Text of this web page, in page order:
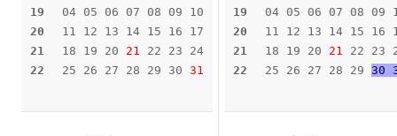
19
20
21
22
04 05 06 07 08 09 10
11 12 13 14 15 16 17
18 19 20 21
22 23 24
25 26 27 28 29 30 31
19
20
21
22
04 05 06 07 08 09
11 12 13 14 15 16
18 19 20 21
22 23
25 26 27 28 29 30